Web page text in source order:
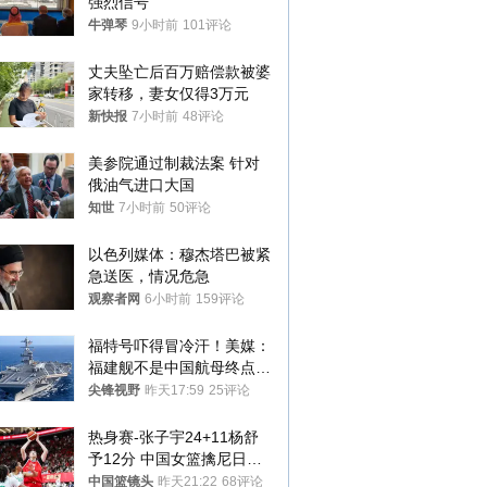
牛弹琴 9小时前 101评论
丈夫坠亡后百万赔偿款被婆
家转移，妻女仅得3万元
新快报 7小时前 48评论
美参院通过制裁法案 针对
俄油气进口大国
知世 7小时前 50评论
以色列媒体：穆杰塔巴被紧
急送医，情况危急
观察者网 6小时前 159评论
福特号吓得冒冷汗！美媒：
福建舰不是中国航母终点，
而是新起点！
尖锋视野 昨天17:59 25评论
热身赛-张子宇24+11杨舒
予12分 中国女篮擒尼日利
亚
中国篮镜头 昨天21:22 68评论